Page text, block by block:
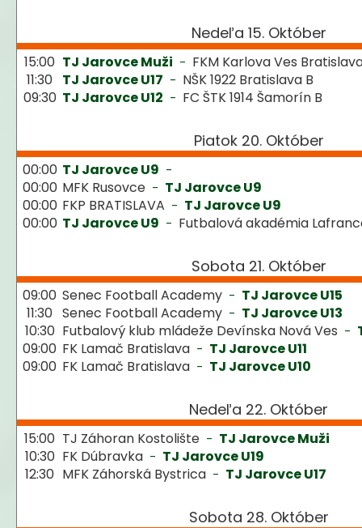
Nedeľa 15. Október
15:00 TJ Jarovce Muži - FKM Karlova Ves
11:30 TJ Jarovce U17 - NŠK 1922 Bratislava B
09:30 TJ Jarovce U12 - FC ŠTK 1914 Šamorín B
Piatok 20. Október
00:00 TJ Jarovce U9 -
00:00 MFK Rusovce - TJ Jarovce U9
00:00 FKP BRATISLAVA - TJ Jarovce U9
00:00 TJ Jarovce U9 - Futbalová akadémia
Sobota 21. Október
09:00 Senec Football Academy - TJ Jarovce U15
11:30 Senec Football Academy - TJ Jarovce U13
10:30 Futbalový klub mládeže Devínska Nová Ves -
09:00 FK Lamač Bratislava - TJ Jarovce U11
09:00 FK Lamač Bratislava - TJ Jarovce U10
Nedeľa 22. Október
15:00 TJ Záhoran Kostolište - TJ Jarovce Muži
10:30 FK Dúbravka - TJ Jarovce U19
12:30 MFK Záhorská Bystrica - TJ Jarovce U17
Sobota 28. Október